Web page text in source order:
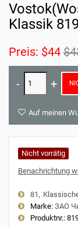
Klassik
Preis: $44
Auf meinen
Nicht vorrätig
Benachrichtung
81
Marke: ЗАО
Produktnr.: